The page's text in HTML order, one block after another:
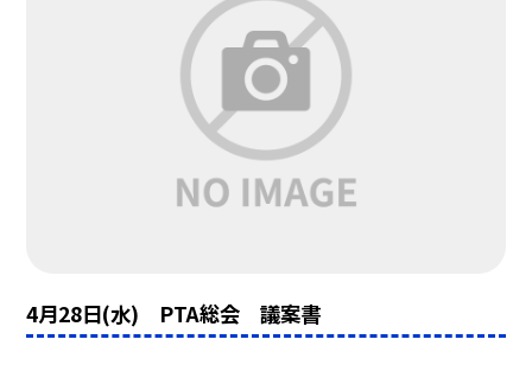
4月28日(水) PTA総会 議案書